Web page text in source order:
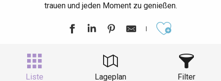
trauen und jeden Moment zu genießen.
Liste Lageplan Filter